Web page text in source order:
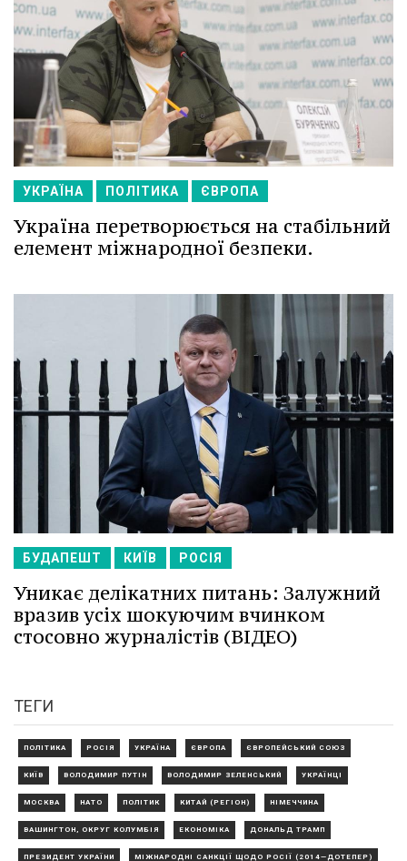
УКРАЇНА ПОЛІТИКА ЄВРОПА
Україна перетворюється на стабільний
елемент міжнародної безпеки.
БУДАПЕШТ КИЇВ РОСІЯ
Уникає делікатних питань: Залужний
вразив усіх шокуючим вчинком
стосовно журналістів (ВІДЕО)
ТЕГИ
ПОЛІТИКА РОСІЯ УКРАЇНА ЄВРОПА ЄВРОПЕЙСЬКИЙ СОЮЗ
КИЇВ ВОЛОДИМИР ПУТІН ВОЛОДИМИР ЗЕЛЕНСЬКИЙ УКРАЇНЦІ
МОСКВА НАТО ПОЛІТИК КИТАЙ (РЕГІОН) НІМЕЧЧИНА
ВАШИНГТОН, ОКРУГ КОЛУМБІЯ ЕКОНОМІКА ДОНАЛЬД ТРАМП
ПРЕЗИДЕНТ УКРАЇНИ МІЖНАРОДНІ САНКЦІЇ ЩОДО РОСІЇ (2014—ДОТЕПЕР)